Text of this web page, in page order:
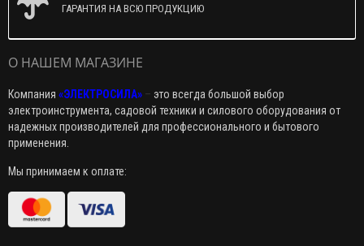
ГАРАНТИЯ НА ВСЮ ПРОДУКЦИЮ
О НАШЕМ МАГАЗИНЕ
Компания «ЭЛЕКТРОСИЛА» – это всегда большой выбор
электроинструмента, садовой техники и силового оборудования от
надежных производителей для профессионального и бытового
применения.
Мы принимаем к оплате: